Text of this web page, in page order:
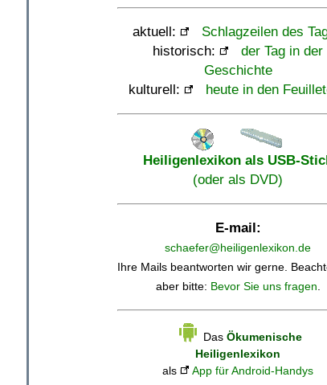
aktuell:
Schlagzeilen des
historisch:
der Tag in der
Geschichte
kulturell:
heute in den
Heiligenlexikon als USB-
(oder als DVD)
E-mail:
schaefer@heiligenlexikon.de
Ihre Mails beantworten wir gerne.
aber bitte: Bevor Sie uns fragen.
Das Ökumenische
Heiligenlexikon
als
App für Android-Handys